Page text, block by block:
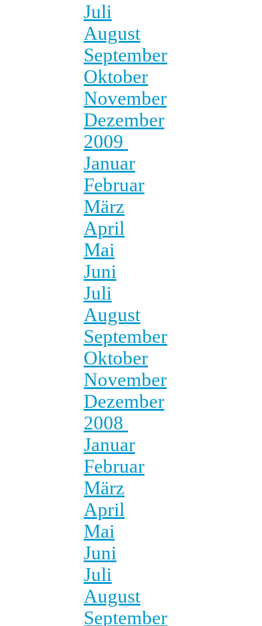
Juli
August
September
Oktober
November
Dezember
2009
Januar
Februar
März
April
Mai
Juni
Juli
August
September
Oktober
November
Dezember
2008
Januar
Februar
März
April
Mai
Juni
Juli
August
September